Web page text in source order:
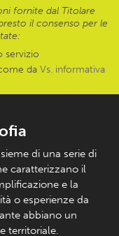
fornite dal Titolare
il consenso per le
servizio
da Vs. informativa
di una serie di
caratterizzano il
e la
o esperienze da
abbiano un
territoriale.